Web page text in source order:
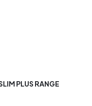
PLUS RANGE